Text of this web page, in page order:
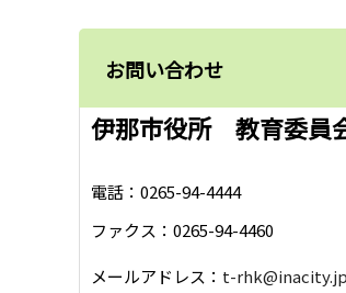
お問い合わせ
伊那市役所 教育委
電話：0265-94-4444
ファクス：0265-94-4460
メールアドレス： t-rhk@inacity.jp